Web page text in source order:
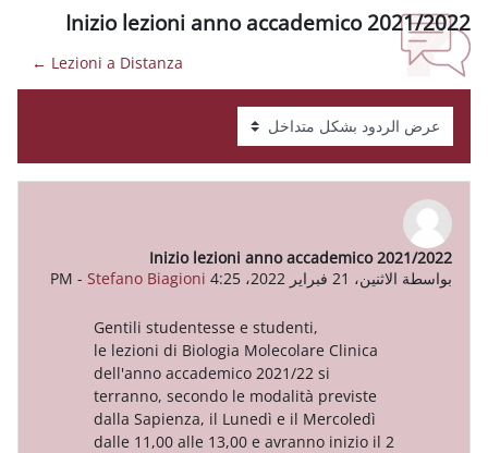
Inizio lezioni anno
Inizio lezioni anno
-Stefano Biagioni
Gentili studentesse e studenti,
le lezioni di Biologia Molecolare
dell'anno accademico 2021/22 si
terranno, secondo le modalità
dalla Sapienza, il Lunedì e il
dalle 11,00 alle 13,00 e avranno